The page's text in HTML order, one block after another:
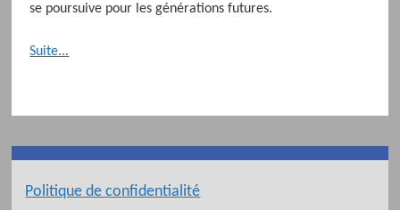
se poursuive pour les générations futures.
Suite...
Politique de confidentialité